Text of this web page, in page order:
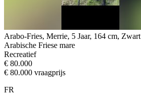
Arabo-Fries, Merrie, 5 Jaar, 164 cm, Zwart
Arabische Friese mare
Recreatief
€ 80.000
€ 80.000 vraagprijs
FR